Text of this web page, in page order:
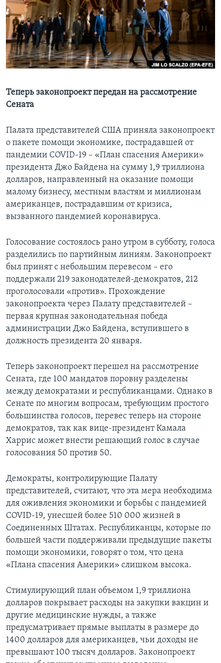
Learning English
СОЦИАЛЬНЫЕ СЕТИ
Языки
Теперь законопроект передан на рассмотрение
Сената
Палата представителей США приняла законопроект
о пакете помощи экономике, пострадавшей от
пандемии COVID-19 – «План спасения Америки»
президента Джо Байдена на сумму 1,9 триллиона
долларов, направленный на оказание помощи
малому бизнесу, местным властям и миллионам
американцев, пострадавшим от кризиса,
вызванного пандемией коронавируса.
Голосование состоялось рано утром в субботу, голоса
разделились по партийным линиям. Законопроект
был принят с небольшим перевесом – его
поддержали 219 законодателей-демократов, 212
проголосовали «против». Прохождение
законопроекта через Палату представителей –
первая крупная законодательная победа
администрации Джо Байдена, вступившего в
должность президента 20 января.
Теперь законопроект перешел на рассмотрение
Сената, где 100 мандатов поровну разделены
между демократами и республиканцами. Однако в
Сенате по многим вопросам, требующим простого
большинства голосов, перевес теперь на стороне
демократов, так как вице-президент Камала
Харрис может внести решающий голос в случае
голосования 50 против 50.
Демократы, контролирующие Палату
представителей, считают, что эта мера необходима
для оживления экономики и борьбы с пандемией
COVID-19, унесшей более 510 000 жизней в
Соединенных Штатах. Республиканцы, которые по
большей части поддерживали предыдущие пакеты
помощи экономики, говорят о том, что цена
«Плана спасения Америки» слишком высока.
Стимулирующий план объемом 1,9 триллиона
долларов покрывает расходы на закупки вакцин и
другие медицинские нужды, а также
предусматривает прямые выплаты в размере до
1400 долларов для американцев, чьи доходы не
превышают 100 тысяч долларов. Законопроект